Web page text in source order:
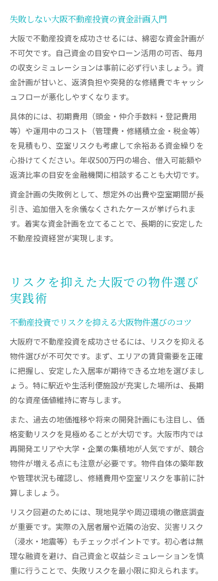
失敗しない大阪不動産投資の資金計画入門
大阪で不動産投資を成功させるには、綿密な資金計画が
不可欠です。自己資金の目安やローン活用の可否、毎月
の収支シミュレーションは事前に必ず行いましょう。資
金計画が甘いと、返済負担や突発的な修繕費でキャッシ
ュフローが悪化しやすくなります。
具体的には、初期費用（頭金・仲介手数料・登記費用
等）や運用中のコスト（管理費・修繕積立金・税金等）
を見積もり、空室リスクも考慮して余裕ある資金繰りを
心掛けてください。年収500万円の場合、借入可能額や
返済比率の目安を金融機関に相談することも大切です。
資金計画の失敗例として、想定外の出費や空室期間が長
引き、追加借入を余儀なくされたケースが挙げられま
す。着実な資金計画を立てることで、長期的に安定した
不動産投資経営が実現します。
リスクを抑えた大阪での物件選び
実践術
不動産投資でリスクを抑える大阪物件選びのコツ
大阪府で不動産投資を成功させるには、リスクを抑える
物件選びが不可欠です。まず、エリアの賃貸需要を正確
に把握し、安定した入居率が期待できる立地を選びまし
ょう。特に駅近や生活利便施設が充実した場所は、長期
的な資産価値維持に寄与します。
また、過去の地価推移や将来の開発計画にも注目し、価
格変動リスクを見極めることが大切です。大阪市内では
再開発エリアや大学・企業の集積地が人気ですが、競合
物件が増える点にも注意が必要です。物件自体の築年数
や管理状況も確認し、修繕費用や空室リスクを事前に計
算しましょう。
リスク回避のためには、現地見学や周辺環境の徹底調査
が重要です。実際の入居者層や近隣の治安、災害リスク
（浸水・地震等）もチェックポイントです。初心者は無
理な融資を避け、自己資金と収益シミュレーションを慎
重に行うことで、失敗リスクを最小限に抑えられます。